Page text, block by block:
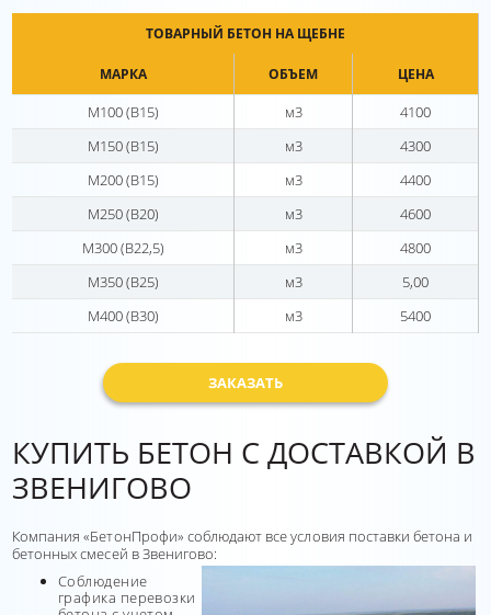
ТОВАРНЫЙ БЕТОН НА ЩЕБНЕ
МАРКА ОБЪЕМ ЦЕНА
М100 (В15) м3
4100
М150 (В15)
м3
4300
М200 (В15)
м3
4400
М250 (В20)
м3
4600
М300 (В22,5)
м3
4800
М350 (В25)
м3
5,00
М400 (В30)
м3 5400
ЗАКАЗАТЬ
КУПИТЬ БЕТОН С ДОСТАВКОЙ В
ЗВЕНИГОВО
Компания «БетонПрофи» соблюдают все условия поставки бетона и
бетонных смесей в Звенигово:
Соблюдение
графика перевозки